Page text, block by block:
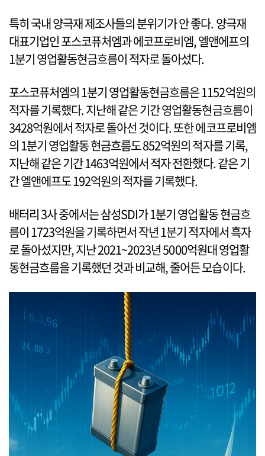
특히 국내 양극재 제조사들의 분위기가 안 좋다. 양극재
대표기업인 포스코퓨처엠과 에코프로비엠, 엘앤에프의
1분기 영업활동현금흐름이 적자로 돌아섰다.
포스코퓨처엠의 1분기 영업활동현금흐름은 1152억원의
적자를 기록했다. 지난해 같은 기간 영업활동현금흐름이
3428억원에서 적자로 돌아선 것이다. 또한 에코프로비엠
의 1분기 영업활동 현금흐름도 852억원의 적자를 기록,
지난해 같은 기간 1463억원에서 적자 전환했다. 같은 기
간 엘앤에프도 192억원의 적자를 기록했다.
배터리 3사 중에서는 삼성SDI가 1분기 영업활동 현금흐
름이 1723억원을 기록하면서 작년 1분기 적자에서 흑자
로 돌아섰지만, 지난 2021~2023년 5000억원대 영업활
동현금흐름을 기록했던 것과 비교해, 줄어든 모습이다.